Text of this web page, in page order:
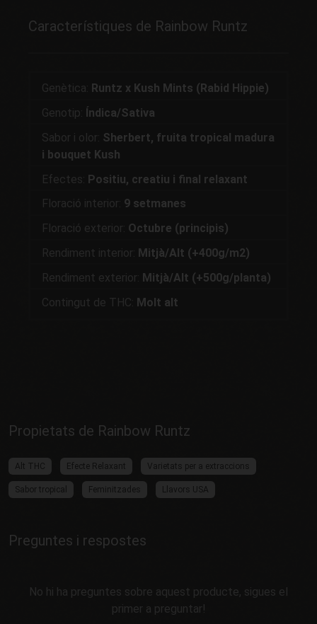
Característiques de Rainbow Runtz
Genètica: Runtz x Kush Mints (Rabid Hippie)
Genotip: Índica/Sativa
Sabor i olor: Sherbert, fruita tropical madura
i bouquet Kush
Efectes: Positiu, creatiu i final relaxant
Floració interior: 9 setmanes
Floració exterior: Octubre (principis)
Rendiment interior: Mitjà/Alt (+400g/m2)
Rendiment exterior: Mitjà/Alt (+500g/planta)
Contingut de THC: Molt alt
Propietats de Rainbow Runtz
Alt THC Efecte Relaxant Varietats per a extraccions
Sabor tropical Feminitzades Llavors USA
Preguntes i respostes
No hi ha preguntes sobre aquest producte, sigues el
primer a preguntar!